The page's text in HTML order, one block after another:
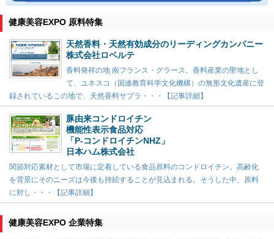
健康美容EXPO 原料特集
天然香料・天然有効成分のリーディングカンパニー
株式会社ロベルテ
香料発祥の地 南フランス・グラース。香料産業の聖地とし
て、ユネスコ（国連教育科学文化機構）の無形文化遺産に登
録されているこの地で、天然香料サプラ・・・【記事詳細】
豚由来コンドロイチン
機能性表示食品対応
「P-コンドロイチンNHZ」
日本ハム株式会社
関節対応素材として市場に定着している食品原料のコンドロイチン。高齢化
を背景にそのニーズは今後も持続することが見込まれる。そうした中、原料
に対し・・・【記事詳細】
健康美容EXPO 企業特集